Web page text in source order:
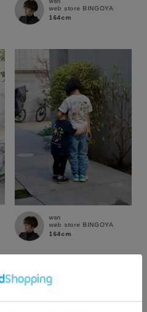
web store BINGOYA
164cm
wsn
web store BINGOYA
164cm